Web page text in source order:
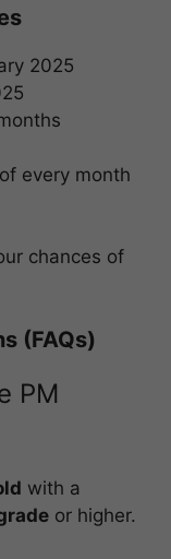
2025
every month
chances of
(FAQs)
PM
with a
or higher.